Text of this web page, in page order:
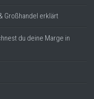
Großhandel erklärt
du deine Marge in